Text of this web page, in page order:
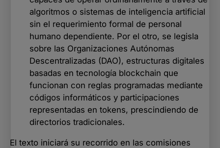
algoritmos o sistemas de inteligencia artificial
sin el requerimiento formal de personal
humano dependiente. Por el otro, se legisla
sobre las Organizaciones Autónomas
Descentralizadas (DAO), estructuras digitales
basadas en tecnología blockchain que
funcionan con reglas programadas mediante
códigos informáticos y participaciones
representadas en tokens, prescindiendo de
directorios tradicionales.
El texto iniciará su recorrido en las comisiones